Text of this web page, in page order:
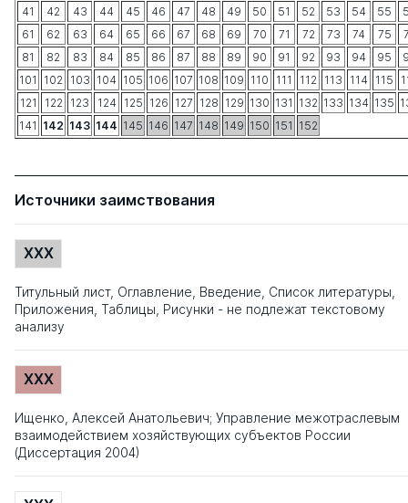
41
42 43 44 45 46 47 48 49 50 51 52 53 54 55
61
62 63 64 65 66 67 68 69 70 71 72 73 74 75
81
82 83 84 85 86 87 88 89 90 91 92 93 94 95
101
102 103 104 105 106 107 108 109 110 111 112 113 114 115
121
122 123 124 125 126 127 128 129 130 131 132 133 134 135
141 142 143 144 145 146 147 148 149 150 151 152
Источники заимствования
XXX
Титульный лист, Оглавление, Введение, Список литературы,
Приложения, Таблицы, Рисунки - не подлежат текстовому
анализу
XXX
Ищенко, Алексей Анатольевич; Управление межотраслевым
взаимодействием хозяйствующих субъектов России
(Диссертация 2004)